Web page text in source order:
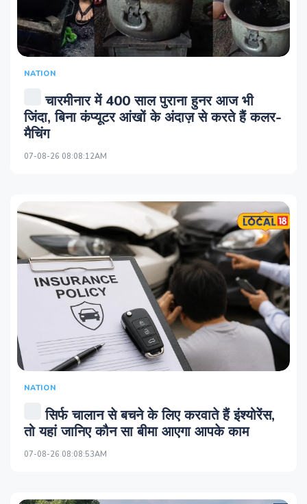
NATION
चारमीनार में 400 साल पुराना हुनर आज भी
जिंदा, बिना कंप्यूटर आंखों के अंदाज़ से करते हैं कलर-
मैचिंग
07-08-26 08:08:12AM
NATION
सिर्फ चालान से बचने के लिए करवाते हैं इंश्योरेंस,
तो यहां जानिए कौन सा बीमा आएगा आपके काम
07-08-26 08:08:53AM